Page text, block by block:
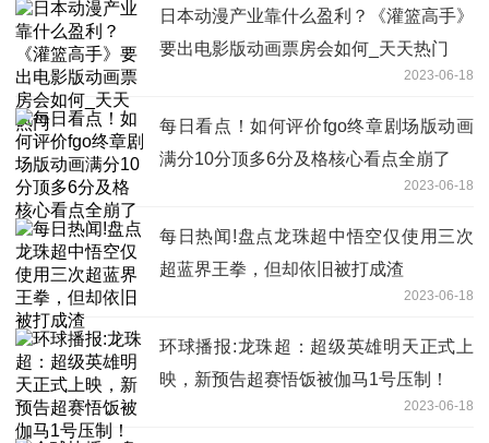
日本动漫产业靠什么盈利？《灌篮高手》
要出电影版动画票房会如何_天天热门
2023-06-18
每日看点！如何评价fgo终章剧场版动画
满分10分顶多6分及格核心看点全崩了
2023-06-18
每日热闻!盘点龙珠超中悟空仅使用三次
超蓝界王拳，但却依旧被打成渣
2023-06-18
环球播报:龙珠超：超级英雄明天正式上
映，新预告超赛悟饭被伽马1号压制！
2023-06-18